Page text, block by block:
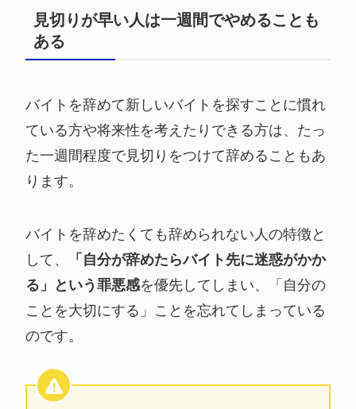
見切りが早い人は一週間でやめることも
ある
バイトを辞めて新しいバイトを探すことに慣れ
ている方や将来性を考えたりできる方は、たっ
た一週間程度で見切りをつけて辞めることもあ
ります。
バイトを辞めたくても辞められない人の特徴と
して、
「自分が辞めたらバイト先に迷惑がかか
る」という罪悪感を優先してしまい、「自分の
ことを大切にする」ことを忘れてしまっている
のです。